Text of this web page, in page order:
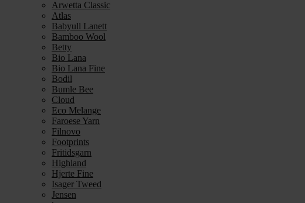
Arwetta Classic
Atlas
Babyull Lanett
Bamboo Wool
Betty
Bio Lana
Bio Lana Fine
Bodil
Bumle Bee
Cloud
Eco Melange
Faroese Yarn
Filnovo
Footprints
Fritidsgarn
Highland
Hjerte Fine
Isager Tweed
Jensen